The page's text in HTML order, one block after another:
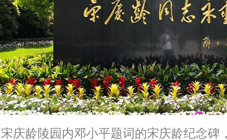
宋庆龄陵园内邓小平题词的宋庆龄纪念碑